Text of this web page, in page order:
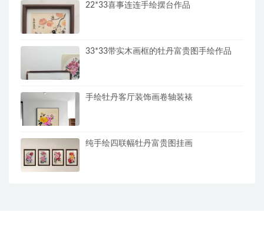
22*33喜事连连手绘摆台作品
33*33带实木画框的牡丹富贵图手绘作品
手绘牡丹客厅装饰画卷轴装裱
纯手绘四联幅牡丹富贵图挂画